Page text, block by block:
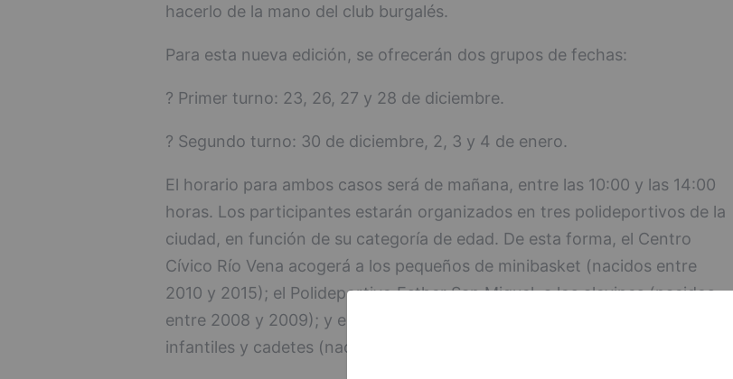
hacerlo de la mano del club burgalés.
Para esta nueva edición, se ofrecerán dos grupos de fechas:
? Primer turno: 23, 26, 27 y 28 de diciembre.
? Segundo turno: 30 de diciembre, 2, 3 y 4 de enero.
El horario para ambos casos será de mañana, entre las 10:00 y las 14:00
horas. Los participantes estarán organizados en tres polideportivos de la
ciudad, en función de su categoría de edad. De esta forma, el Centro
Cívico Río Vena acogerá a los pequeños de minibasket (nacidos entre
2010 y 2015); el Polideportivo Esther San Miguel, a los alevines (nacidos
entre 2008 y 2009); y el Polideportivo del Colegio Sagrada Familia, a los
infantiles y cadetes (nacidos entre 2004 y 2007).